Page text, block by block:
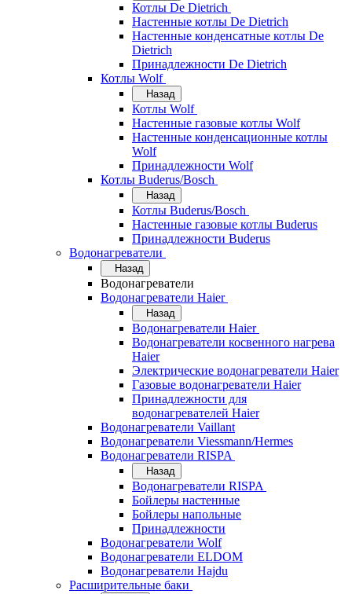
Котлы De Dietrich
Настенные котлы De Dietrich
Настенные конденсатные котлы De
Dietrich
Принадлежности De Dietrich
Котлы Wolf
Назад
Котлы Wolf
Настенные газовые котлы Wolf
Настенные конденсационные котлы
Wolf
Принадлежности Wolf
Котлы Buderus/Bosch
Назад
Котлы Buderus/Bosch
Настенные газовые котлы Buderus
Принадлежности Buderus
Водонагреватели
Назад
Водонагреватели
Водонагреватели Haier
Назад
Водонагреватели Haier
Водонагреватели косвенного нагрева
Haier
Электрические водонагреватели Haier
Газовые водонагреватели Haier
Принадлежности для
водонагревателей Haier
Водонагреватели Vaillant
Водонагреватели Viessmann/Hermes
Водонагреватели RISPA
Назад
Водонагреватели RISPA
Бойлеры настенные
Бойлеры напольные
Принадлежности
Водонагреватели Wolf
Водонагреватели ELDOM
Водонагреватели Hajdu
Расширительные баки